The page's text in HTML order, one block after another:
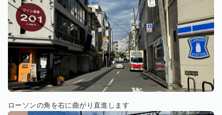
ローソンの角を右に曲がり直進します